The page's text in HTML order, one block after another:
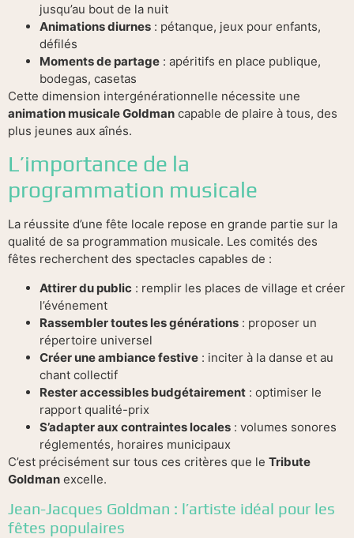
jusqu’au bout de la nuit
Animations diurnes : pétanque, jeux pour enfants,
défilés
Moments de partage : apéritifs en place publique,
bodegas, casetas
Cette dimension intergénérationnelle nécessite une
animation musicale Goldman capable de plaire à tous, des
plus jeunes aux aînés.
L’importance de la
programmation musicale
La réussite d’une fête locale repose en grande partie sur la
qualité de sa programmation musicale. Les comités des
fêtes recherchent des spectacles capables de :
Attirer du public : remplir les places de village et créer
l’événement
Rassembler toutes les générations : proposer un
répertoire universel
Créer une ambiance festive : inciter à la danse et au
chant collectif
Rester accessibles budgétairement : optimiser le
rapport qualité-prix
S’adapter aux contraintes locales : volumes sonores
réglementés, horaires municipaux
C’est précisément sur tous ces critères que le Tribute
Goldman excelle.
Jean-Jacques Goldman : l’artiste idéal pour les
fêtes populaires